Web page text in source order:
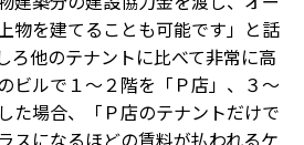
物を建てることも可能です」と話
ろ他のテナントに比べて非常に高
ビルで１～２階を「Ｐ店」、３～
た場合、「Ｐ店のテナントだけで
スになるほどの賃料が払われるケ